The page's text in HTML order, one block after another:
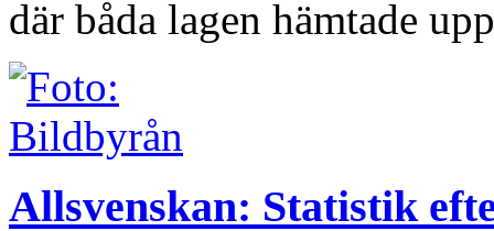
där båda lagen hämtade
Allsvenskan: Statistik